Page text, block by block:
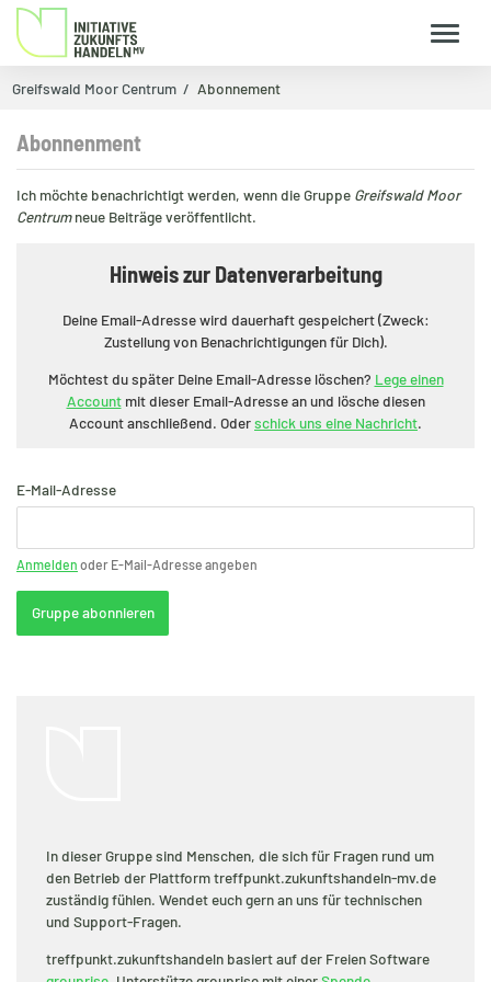
Greifswald Moor Centrum Abonnement
Abonnenment
Ich möchte benachrichtigt werden, wenn die Gruppe Greifswald Moor
Centrumneue Beiträge veröffentlicht.
Hinweis zur Datenverarbeitung
Deine Email-Adresse wird dauerhaft gespeichert (Zweck:
Zustellung von Benachrichtigungen für Dich).
Möchtest du später Deine Email-Adresse löschen? Lege einen
Accountmit dieser Email-Adresse an und lösche diesen
Account anschließend. Oderschick uns eine Nachricht.
E-Mail-Adresse
Anmelden oder E-Mail-Adresse angeben
Gruppe abonnieren
In dieser Gruppe sind Menschen, die sich für Fragen rund um
den Betrieb der Plattform treffpunkt.zukunftshandeln-mv.de
zuständig fühlen. Wendet euch gern an uns für technischen
und Support-Fragen.
treffpunkt.zukunftshandeln basiert auf der Freien Software